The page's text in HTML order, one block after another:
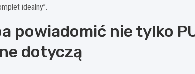
idealny”.
powiadomić nie tylko
dotyczą